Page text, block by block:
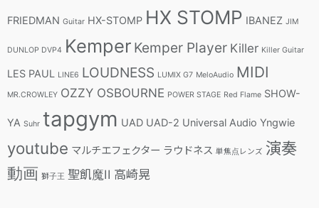
FRIEDMAN Guitar HX-STOMP HX STOMP IBANEZ JIM
DUNLOP DVP4 Kemper Kemper Player Killer Killer Guitar
LES PAUL LINE6 LOUDNESS LUMIX G7 MeloAudio MIDI
MR.CROWLEY OZZY OSBOURNE POWER STAGE Red Flame SHOW-
YA Suhr tapgym UAD UAD-2 Universal Audio Yngwie
youtube マルチエフェクター ラウドネス 単焦点レンズ 演奏
動画 獅子王 聖飢魔II 高崎晃